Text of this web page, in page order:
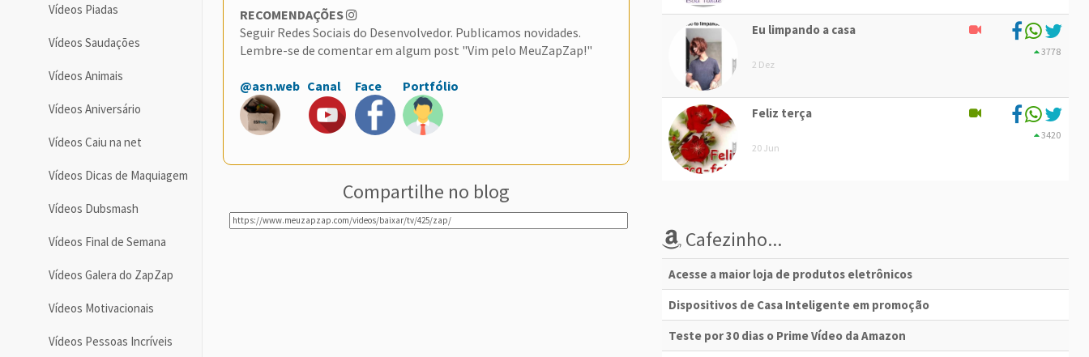
Vídeos Piadas
Vídeos Saudações
Vídeos Animais
Vídeos Aniversário
Vídeos Caiu na net
Vídeos Dicas de Maquiagem
Vídeos Dubsmash
Vídeos Final de Semana
Vídeos Galera do ZapZap
Vídeos Motivacionais
Vídeos Pessoas Incríveis
RECOMENDAÇÕES
Seguir Redes Sociais do Desenvolvedor. Publicamos novidades.
Lembre-se de comentar em algum post "Vim pelo MeuZapZap!"
@asn.web Canal Face Portfólio
Compartilhe no blog
Eu limpando a casa
2 Dez
3778
Feliz terça
20 Jun
3420
Cafezinho...
Acesse a maior loja de produtos eletrônicos
Dispositivos de Casa Inteligente em promoção
Teste por 30 dias o Prime Vídeo da Amazon